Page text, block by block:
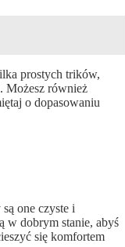
prostych trików,
Możesz również
o dopasowaniu
one czyste i
w dobrym stanie, abyś
się komfortem